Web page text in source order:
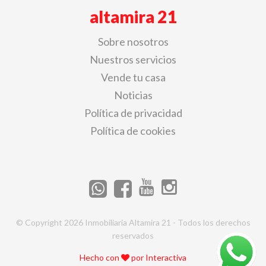
altamira 21
Sobre nosotros
Nuestros servicios
Vende tu casa
Noticias
Política de privacidad
Política de cookies
© Copyright 2026 Inmobiliaria Altamira 21 - Todos los derechos
reservados
Hecho con por Interactiva